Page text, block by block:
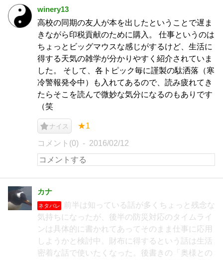
winery13
高校の同期の友人が本を出したということで遅ま
きながら印税貢献のために購入。 仕事というのは
ちょっとビッグマウスな感じがするけど、生活に
得する天気の雑学が分かりやすく紹介されていま
した。 そして、各トピック毎に謹製の駄洒落（寒
冷警報発令中）も入れてあるので、読み疲れてき
たらそこを読んで微妙な気分になるのもありです
（笑
ナイス ★1
コメント(0) 2016/02/12
カナ
ネタバレ
前半は知っている話が多くちょっと残念な
気持ちになったが、後半の防災対応のタイムライ
ンは具体的に書かれてあってそのまま仕事に応用
しようかと検討中。財布に得するという話は生活
密着な話で使いたくなった。後書きの「奥様との